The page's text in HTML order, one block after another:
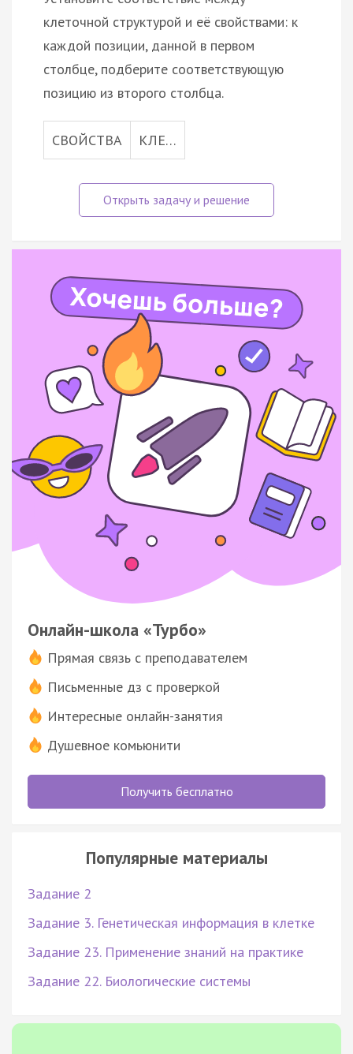
клеточной структурой и её свойствами: к
каждой позиции, данной в первом
столбце, подберите соответствующую
позицию из второго столбца.
СВОЙСТВА КЛЕ…
Онлайн-школа «Турбо»
Прямая связь с преподавателем
Письменные дз с проверкой
Интересные онлайн-занятия
Душевное комьюнити
Получить бесплатно
Популярные материалы
Задание 2
Задание 3. Генетическая информация в клетке
Задание 23. Применение знаний на практике
Задание 22. Биологические системы